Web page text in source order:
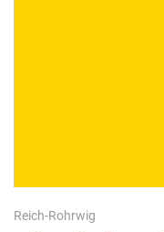
Reich-Rohrwig